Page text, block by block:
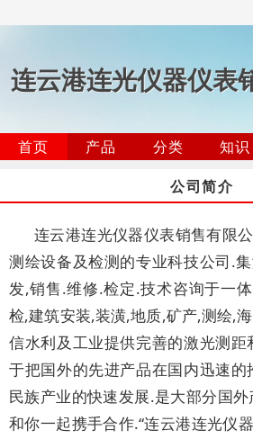
连云港连光仪器仪表
首页 产品 分类 知识
公司简介
连云港连光仪器仪表销售有限
测绘设备及检测的专业科技公司.
发,销售.维修.检定.技术咨询于一
检,建筑安装,装潢,地质,矿产,测绘,
信水利及工业提供完善的激光测距
于把国外的先进产品在国内迅速
民族产业的快速发展.是大部分国
和你一起携手合作.“连云港连光仪